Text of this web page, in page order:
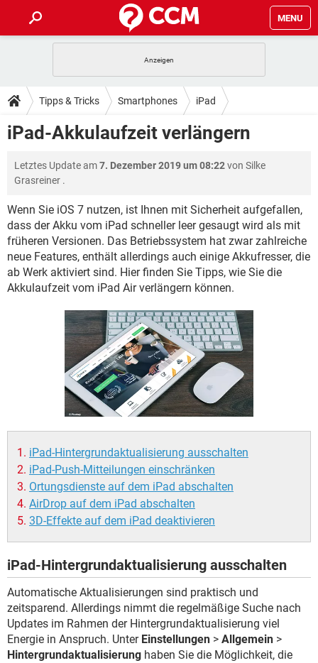
MENU
ANDROID IOS
WINDOWS 10 INSTAGRAM
FACEBOOK
TIPPS & TRICKS
SPIELE STREAMING
ANDROID IOS
WINDOWS 10 INSTAGRAM
FACEBOOK HARDWARE
DOWNLOADS
ANDROID
WHATSAPP TIKTOK
FACEBOOK HARDWARE
FORUM
ANDROID IOS
WINDOWS 10 INSTAGRAM
WHATSAPP TIKTOK
FACEBOOK HARDWARE
SPIELE STREAMING
ANDROID IOS
WINDOWS 10 INSTAGRAM
HARDWARE
Tipps & Tricks Smartphones iPad
iPad-Akkulaufzeit verlängern
Letztes Update am7. Dezember 2019 um 08:22von Silke
Grasreiner .
Wenn Sie iOS 7 nutzen, ist Ihnen mit Sicherheit aufgefallen,
dass der Akku vom iPad schneller leer gesaugt wird als mit
früheren Versionen. Das Betriebssystem hat zwar zahlreiche
neue Features, enthält allerdings auch einige Akkufresser, die
ab Werk aktiviert sind. Hier finden Sie Tipps, wie Sie die
Akkulaufzeit vom iPad Air verlängern können.
iPad-Hintergrundaktualisierung ausschalten
iPad-Push-Mitteilungen einschränken
Ortungsdienste auf dem iPad abschalten
AirDrop auf dem iPad abschalten
3D-Effekte auf dem iPad deaktivieren
iPad-Hintergrundaktualisierung ausschalten
Automatische Aktualisierungen sind praktisch und
zeitsparend. Allerdings nimmt die regelmäßige Suche nach
Updates im Rahmen der Hintergrundaktualisierung viel
Energie in Anspruch. Unter Einstellungen > Allgemein >
Hintergrundaktualisierung haben Sie die Möglichkeit, die